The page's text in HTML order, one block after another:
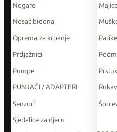
Nogare
Nosač bidona
Oprema za krpanje
Prtljažnici
Pumpe
PUNJAČI / ADAPTERI
Senzori
Sjedalice za djecu
Patike